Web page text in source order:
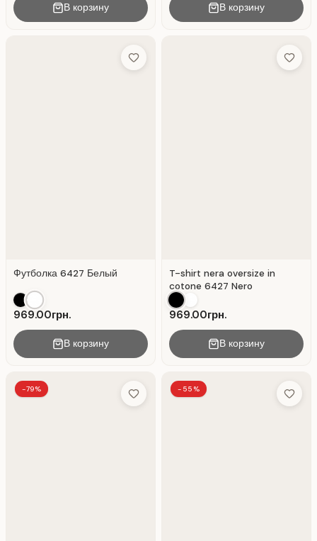
В корзину В корзину
Add to Wish List
Футболка 6427 Белый
969.00грн.
В корзину
Add to
T-shirt nera oversize in
cotone 6427 Nero
969.00грн.
В корзину
-79%
Add to Wish List
-55%
Add to